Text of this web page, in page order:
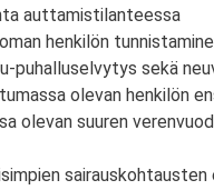
auttamistilanteessa
henkilön
puhalluselvytys sekä
olevan henkilön
olevan suuren
sairauskohtausten